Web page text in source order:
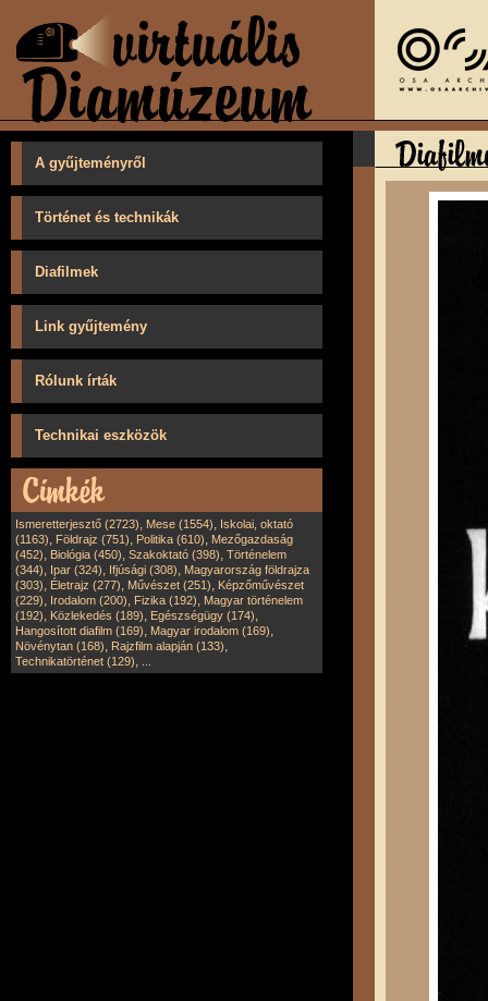
A gyűjteményről
Történet és technikák
Diafilmek
Link gyűjtemény
Rólunk írták
Technikai eszközök
Ismeretterjesztő (2723), Mese (1554), Iskolai, oktató
(1163), Földrajz (751), Politika (610), Mezőgazdaság
(452), Biológia (450), Szakoktató (398), Történelem
(344), Ipar (324), Ifjúsági (308), Magyarország földrajza
(303), Életrajz (277), Művészet (251), Képzőművészet
(229), Irodalom (200), Fizika (192), Magyar történelem
(192), Közlekedés (189), Egészségügy (174),
Hangosított diafilm (169), Magyar irodalom (169),
Növénytan (168), Rajzfilm alapján (133),
Technikatörténet (129),